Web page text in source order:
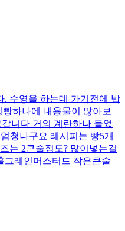
. 수영을 하는데 가기전에 밥
하나에 내용물이 많아보
니다 거의 계란하나 들었
청나구요 레시피는 빵5개
는 2큰술정도? 많이넣는걸
그레인머스터드 작은큰술